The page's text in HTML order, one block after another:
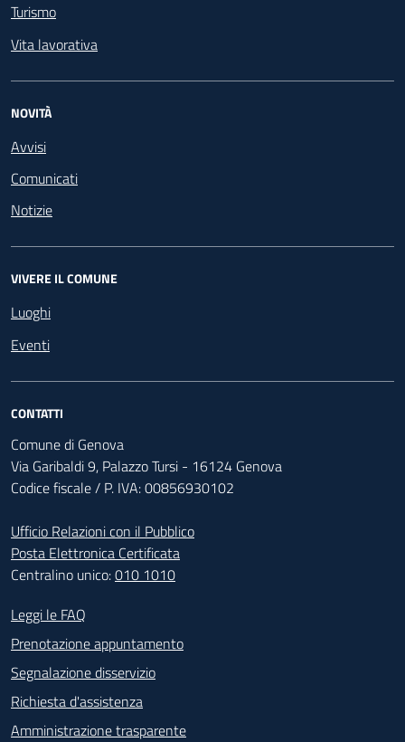
Turismo
Vita lavorativa
NOVITÀ
Avvisi
Comunicati
Notizie
VIVERE IL COMUNE
Luoghi
Eventi
CONTATTI
Comune di Genova
Via Garibaldi 9, Palazzo Tursi - 16124 Genova
Codice fiscale / P. IVA: 00856930102
Ufficio Relazioni con il Pubblico
Posta Elettronica Certificata
Centralino unico:010 1010
Footer - Contatti
Leggi le FAQ
Prenotazione appuntamento
Segnalazione disservizio
Richiesta d'assistenza
Amministrazione trasparente